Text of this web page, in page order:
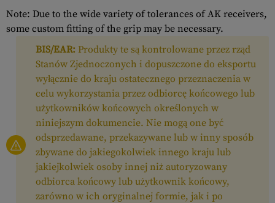
Note: Due to the wide variety of tolerances of AK receivers,
some custom fitting of the grip may be necessary.
BIS/EAR: Produkty te są kontrolowane przez rząd
Stanów Zjednoczonych i dopuszczone do eksportu
wyłącznie do kraju ostatecznego przeznaczenia w
celu wykorzystania przez odbiorcę końcowego lub
użytkowników końcowych określonych w
niniejszym dokumencie. Nie mogą one być
odsprzedawane, przekazywane lub w inny sposób
zbywane do jakiegokolwiek innego kraju lub
jakiejkolwiek osoby innej niż autoryzowany
odbiorca końcowy lub użytkownik końcowy,
zarówno w ich oryginalnej formie, jak i po